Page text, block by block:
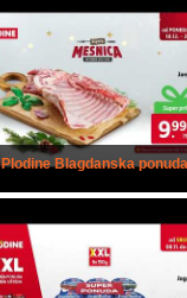
Plodine Blagdanska ponuda